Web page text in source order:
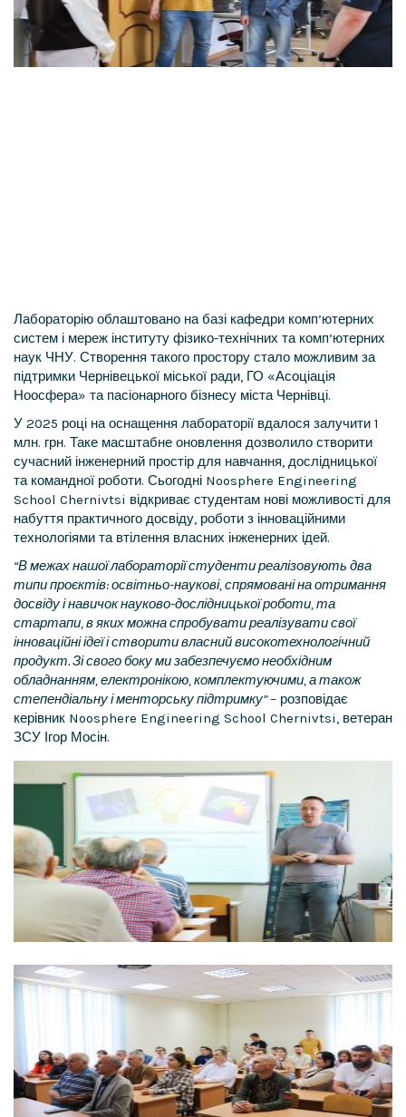
Лабораторію облаштовано на базі кафедри комп’ютерних
систем і мереж інституту фізико-технічних та комп’ютерних
наук ЧНУ. Створення такого простору стало можливим за
підтримки Чернівецької міської ради, ГО «Асоціація
Ноосфера» та пасіонарного бізнесу міста Чернівці.
У 2025 році на оснащення лабораторії вдалося залучити 1
млн. грн. Таке масштабне оновлення дозволило створити
сучасний інженерний простір для навчання, дослідницької
та командної роботи. Сьогодні Noosphere Engineering
School Chernivtsi відкриває студентам нові можливості для
набуття практичного досвіду, роботи з інноваційними
технологіями та втілення власних інженерних ідей.
“В межах нашої лабораторії студенти реалізовують два
типи проєктів: освітньо-наукові, спрямовані на отримання
досвіду і навичок науково-дослідницької роботи, та
стартапи, в яких можна спробувати реалізувати свої
інноваційні ідеї і створити власний високотехнологічний
продукт. Зі свого боку ми забезпечуємо необхідним
обладнанням, електронікою, комплектуючими, а також
степендіальну і менторську підтримку”– розповідає
керівник Noosphere Engineering School Chernivtsi, ветеран
ЗСУ Ігор Мосін.